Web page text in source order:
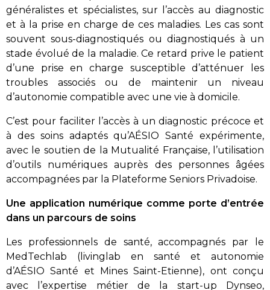
généralistes et spécialistes, sur l’accès au diagnostic
et à la prise en charge de ces maladies. Les cas sont
souvent sous-diagnostiqués ou diagnostiqués à un
stade évolué de la maladie. Ce retard prive le patient
d’une prise en charge susceptible d’atténuer les
troubles associés ou de maintenir un niveau
d’autonomie compatible avec une vie à domicile.
C’est pour faciliter l’accès à un diagnostic précoce et
à des soins adaptés qu’AÉSIO Santé expérimente,
avec le soutien de la Mutualité Française, l’utilisation
d’outils numériques auprès des personnes âgées
accompagnées par la Plateforme Seniors Privadoise.
Une application numérique comme porte d’entrée
dans un parcours de soins
Les professionnels de santé, accompagnés par le
MedTechlab (livinglab en santé et autonomie
d’AÉSIO Santé et Mines Saint-Etienne), ont conçu
avec l’expertise métier de la start-up Dynseo,